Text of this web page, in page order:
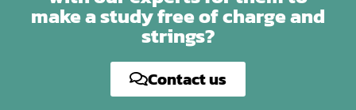
make a study free of charge and
strings?
Contact us